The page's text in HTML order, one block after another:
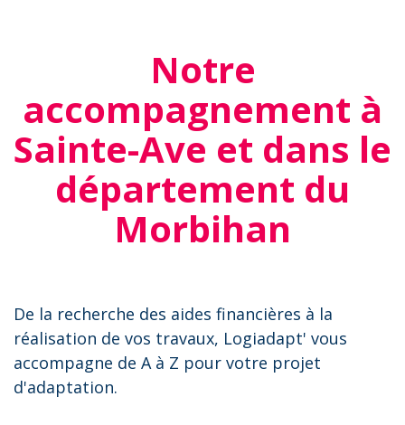
Notre
accompagnement à
Sainte-Ave et dans le
département du
Morbihan
De la recherche des aides financières à la
réalisation de vos travaux, Logiadapt' vous
accompagne de A à Z pour votre projet
d'adaptation.